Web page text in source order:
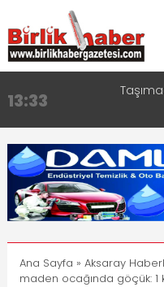
13:33
17:15
Aksaray
16:00
Aksaray Esnaf
8:23
11:30
Ana Sayfa » Aksaray
maden ocağında göçük: 1